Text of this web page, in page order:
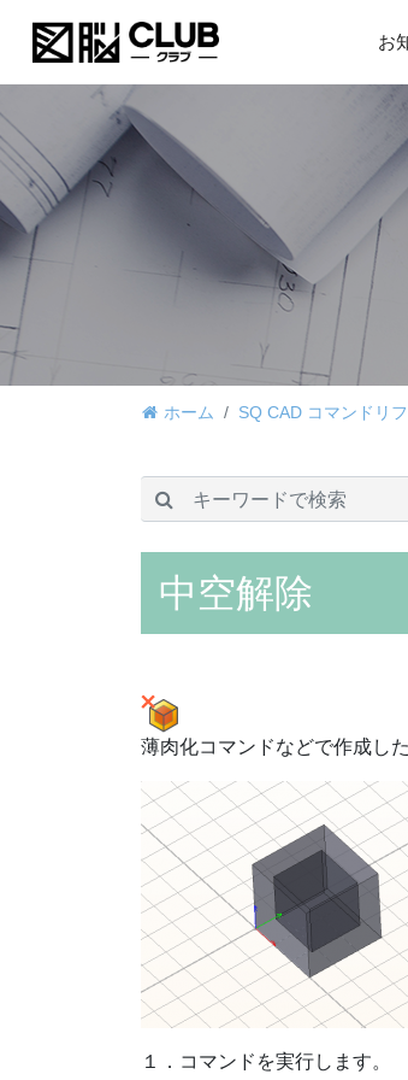
お
ホーム SQ CAD コマンドリ
検索
中空解除
薄肉化コマンドなどで作成し
１．コマンドを実行します。